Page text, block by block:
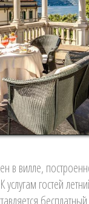
в вилле,
гостей